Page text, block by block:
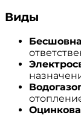
Виды